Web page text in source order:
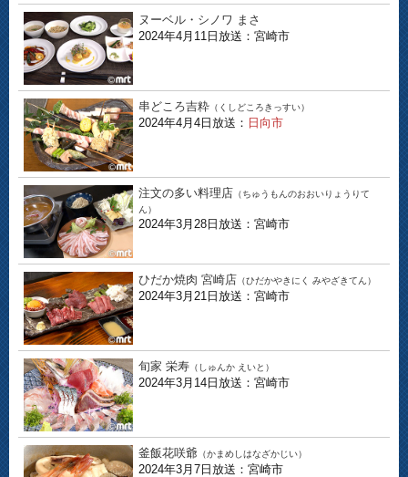
ヌーベル・シノワ まさ
2024年4月11日放送：宮崎市
串どころ吉粋 （くしどころきっすい）
2024年4月4日放送： 日向市
注文の多い料理店 （ちゅうもんのおおいりょうりて
ん）
2024年3月28日放送：宮崎市
ひだか焼肉 宮崎店 （ひだかやきにく みやざきてん）
2024年3月21日放送：宮崎市
旬家 栄寿 （しゅんか えいと）
2024年3月14日放送：宮崎市
釜飯花咲爺 （かまめしはなざかじい）
2024年3月7日放送：宮崎市